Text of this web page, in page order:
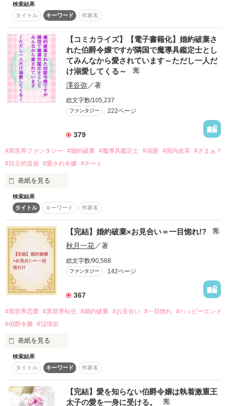
張り妻が、元婚約者に妙な常識を植え付けられ愛し方が完全に
作品を読む
【8/22に電子書籍が発売になりまして、同日にコミカライズ１
話が各書店様にて配信予定です！】
婚約者が病弱な妹を見掛けて一目惚れし、私と婚約者を交換で
きないかと両親に聞いたらしい。
妹は清楚で可愛くて、しかも性格も良くて素直で可愛い。私が
男でも、私よりもあの子が良いと、きっと思ってしまうはず。
……これは、二人は悪くない。仕方ないこと。
けど、二人の邪魔者になるくらいなら、私が家出します！
自覚のない純粋培養貴族令嬢が腹黒策士な護衛騎士に囚われて
♡らっこちゃん先生によるコミカライズ、竹書房様ストーリア
♡たくさん加筆した電子書籍化も進行中です！
私は家を出ます。どうか、探さないでください。
作品を読む
検索結果
タイトル
キーワード 作家名
【コミカライズ】【電子書籍化】婚約破棄さ
れた伯爵令嬢ですが隣国で魔導具鑑定士とし
てみんなから愛されています～ただし一人だ
け溺愛してくる～
完
澤谷弥／著
総文字数/105,237
ファンタジー 222ページ
379
#異世界ファンタジー #婚約破棄 #魔導具鑑定士 #溺愛 #国内改革 #ざまぁ？
#自主的追放 #愛され令嬢 #チート
表紙を見る
突然、婚約解消通知を突き付けられたロード伯爵の次女である
カリーネ。
父や義兄が、カリーネの身を案じて隣国のストレーム国へと留
学させた。
カリーネはストレーム国で魔導具士養成学校へと通い始める。
そもそもこの世界は魔導具によって生活が成り立っている。
カリーネは養成学校で魔導具の基礎を学び、学校の後は魔導具
士ハイケの元で魔導具の制作を学ぶ。
そんな前向きな姿に、ストレーム国の人々は彼女を可愛がって
くれる。
だけど一人だけ、同じ養成学校に通うラーシュという男だけは
理不尽な婚約破棄を突き付けられた少女カリーネが、隣国で魔
もちろん、婚約破棄したアイツのことなど知りません！！
※レビューありがとうございます！！
※23.10.19 エンジェライト文庫より上下巻同時配信となりま
す。
※25.8.7 エンジェライトコミックよりコミカライズ配信開始で
す！
検索結果
タイトル
キーワード 作家名
【完結】婚約破棄×お見合い＝一目惚れ!? 完
秋月一花／著
総文字数/90,568
ファンタジー 142ページ
367
#異世界恋愛 #異世界転生 #婚約破棄 #お見合い #一目惚れ #ハッピーエンド
#伯爵令嬢 #辺境伯
表紙を見る
とある学園の卒業パーティーで、私――エリカ・レームクー
ルは、婚約者である第一王子ダニエル殿下に
「エリカ、きみとの婚約破棄を宣言する！」
検索結果
タイトル
キーワード 作家名
【完結】愛を知らない伯爵令嬢は執着激重王
太子の愛を一身に受ける。
完